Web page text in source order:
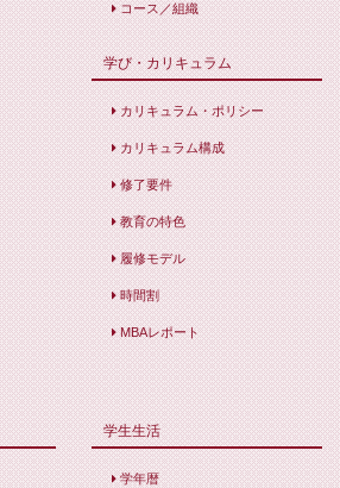
コース／組織
学び・カリキュラム
カリキュラム・ポリシー
カリキュラム構成
修了要件
教育の特色
履修モデル
時間割
MBAレポート
学生生活
学年暦